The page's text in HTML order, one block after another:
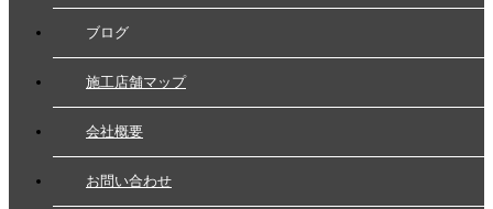
ブログ
施工店舗マップ
会社概要
お問い合わせ